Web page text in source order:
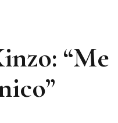
“Me